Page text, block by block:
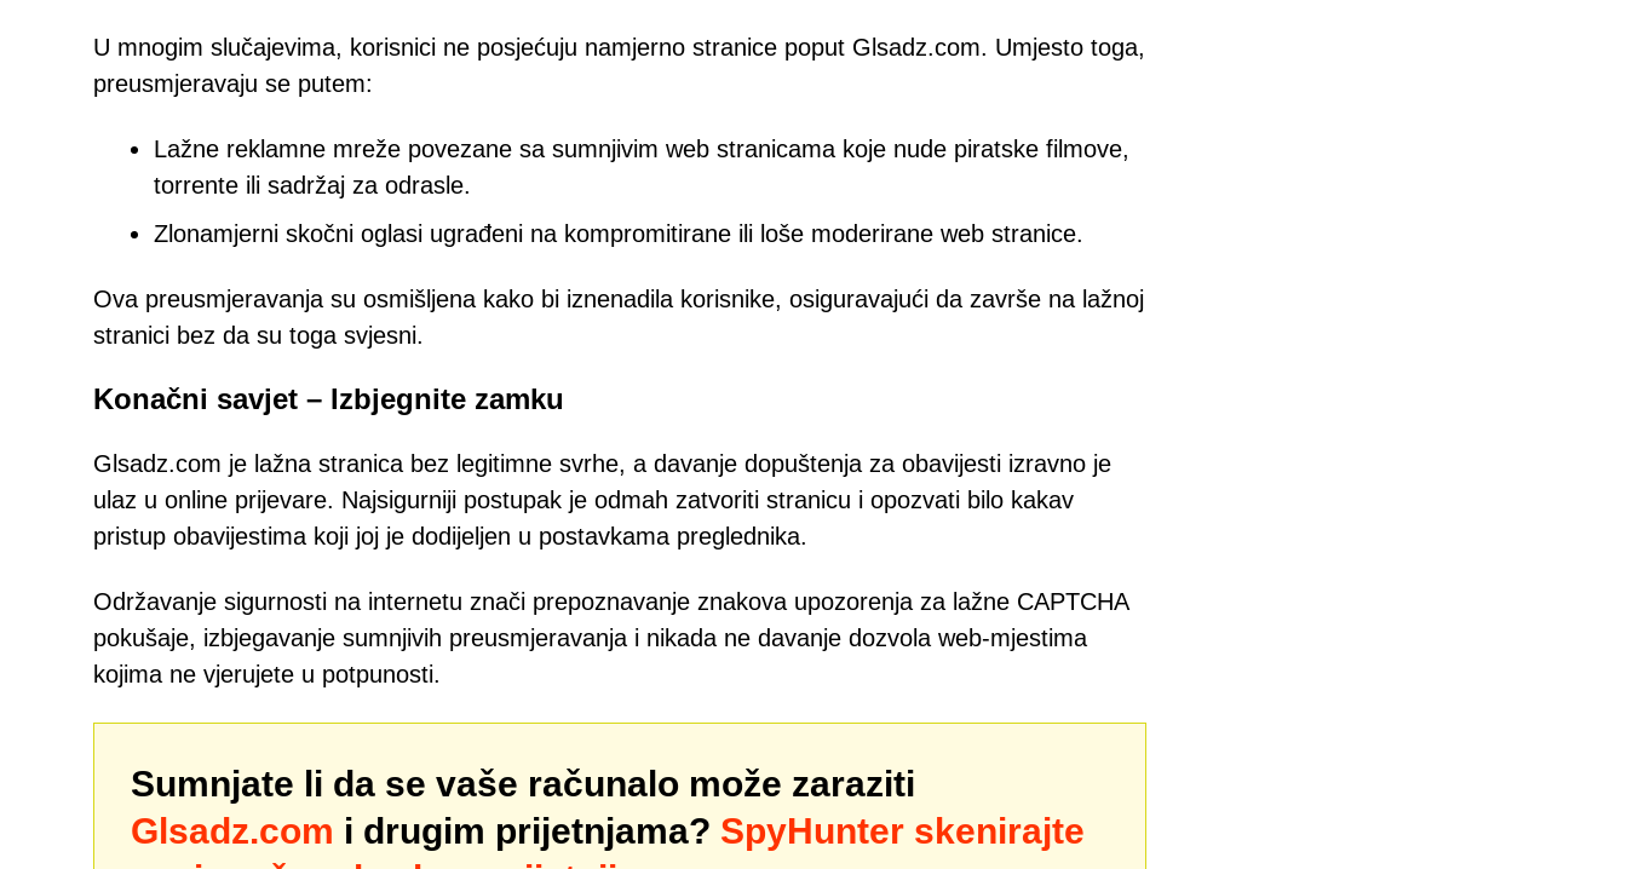
U mnogim slučajevima, korisnici ne posjećuju namjerno stranice poput Glsadz.com. Umjesto toga,
preusmjeravaju se putem:
Lažne reklamne mreže povezane sa sumnjivim web stranicama koje nude piratske filmove,
torrente ili sadržaj za odrasle.
Zlonamjerni skočni oglasi ugrađeni na kompromitirane ili loše moderirane web stranice.
Ova preusmjeravanja su osmišljena kako bi iznenadila korisnike, osiguravajući da završe na lažnoj
stranici bez da su toga svjesni.
Konačni savjet – Izbjegnite zamku
Glsadz.com je lažna stranica bez legitimne svrhe, a davanje dopuštenja za obavijesti izravno je
ulaz u online prijevare. Najsigurniji postupak je odmah zatvoriti stranicu i opozvati bilo kakav
pristup obavijestima koji joj je dodijeljen u postavkama preglednika.
Održavanje sigurnosti na internetu znači prepoznavanje znakova upozorenja za lažne CAPTCHA
pokušaje, izbjegavanje sumnjivih preusmjeravanja i nikada ne davanje dozvola web-mjestima
kojima ne vjerujete u potpunosti.
Sumnjate li da se vaše računalo može zaraziti
Glsadz.com i drugim prijetnjama? SpyHunter skenirajte